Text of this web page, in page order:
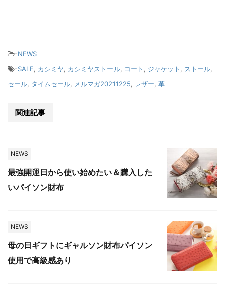
-NEWS
-SALE, カシミヤ, カシミヤストール, コート , ジャケット , ストール,
セール, タイムセール, メルマガ20211225, レザー, 革
関連記事
NEWS
最強開運日から使い始めたい＆購入した
いパイソン財布
NEWS
母の日ギフトにギャルソン財布パイソン
使用で高級感あり